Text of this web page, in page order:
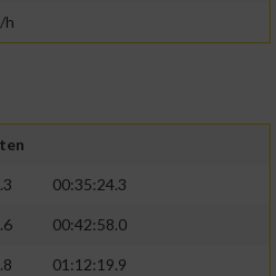
h
00:35:24.3
00:42:58.0
01:12:19.9